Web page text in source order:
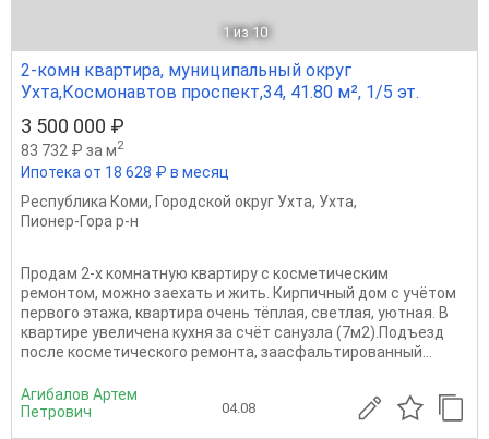
1 из 10
2-комн квартира, муниципальный округ
Ухта,Космонавтов проспект,34, 41.80 м², 1/5 эт.
3 500 000 ₽
83 732 ₽ за м2
Ипотека от 18 628 ₽ в месяц
Республика Коми, Городской округ Ухта, Ухта,
Пионер-Гора р-н
Продам 2-х комнатную квартиру с косметическим
ремонтом, можно заехать и жить. Кирпичный дом с учётом
первого этажа, квартира очень тёплая, светлая, уютная. В
квартире увеличена кухня за счёт санузла (7м2).Подъезд
после косметического ремонта, заасфальтированный...
Агибалов Артем
Петрович
04.08